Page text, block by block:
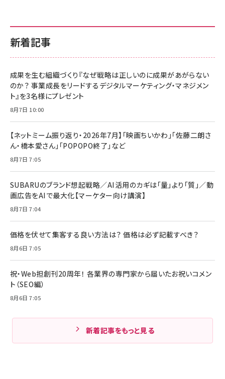
新着記事
成果を生む組織づくり『なぜ戦略は正しいのに成果があがらない
のか？ 事業成長をリードするデジタルマーケティング・マネジメン
ト』を3名様にプレゼント
8月7日 10:00
【ネットミーム振り返り・2026年7月】「映画ちいかわ」「佐藤二朗さ
ん・橋本愛さん」「POPOPO終了」など
8月7日 7:05
SUBARUのブランド想起戦略／AI活用のカギは「量」より「質」／動
画広告をAIで最大化【マーケター向け講演】
8月7日 7:04
価格を伏せて集客する良い方法は？ 価格は必ず記載すべき？
8月6日 7:05
祝・Web担創刊20周年！ 各業界の専門家から届いたお祝いコメン
ト（SEO編）
8月6日 7:05
新着記事をもっと見る